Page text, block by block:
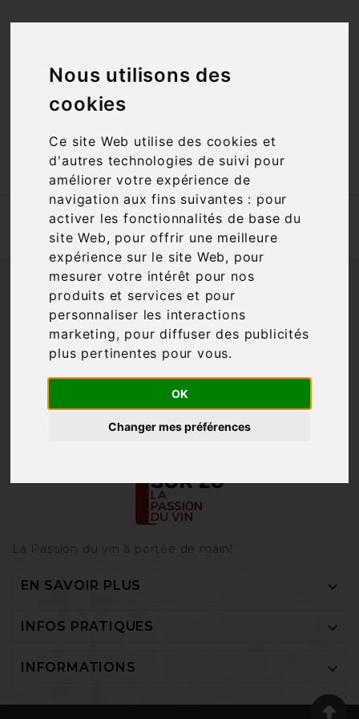
Nous utilisons des
cookies
Ce site Web utilise des cookies et
d'autres technologies de suivi pour
améliorer votre expérience de
navigation aux fins suivantes : pour
activer les fonctionnalités de base du
site Web, pour offrir une meilleure
expérience sur le site Web, pour
mesurer votre intérêt pour nos
produits et services et pour
personnaliser les interactions
marketing, pour diffuser des publicités
plus pertinentes pour vous.
OK
Changer mes préférences
Accueil
Nos actualités | Vins sur 20 | Cave à vins et spiritueux
Newsletter
S'ABONNER
La Passion du vin à portée de main‎!
EN SAVOIR PLUS 
INFOS PRATIQUES 
INFORMATIONS 